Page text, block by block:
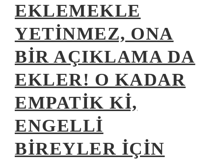
EKLEMEKLE
YETINMEZ, ONA
BIR AÇIKLAMA DA
EKLER! O KADAR
EMPATIK KI,
ENGELLI
BIREYLER IÇIN